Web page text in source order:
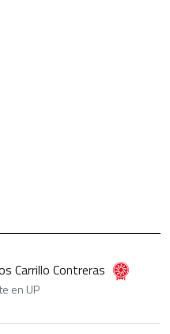
Carrillo Contreras
en UP